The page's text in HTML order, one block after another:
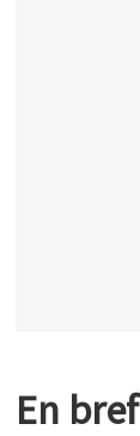
En bref